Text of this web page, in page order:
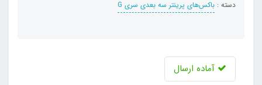
دسته : باکس‌های پرینتر سه بعدی سری G
آماده ارسال